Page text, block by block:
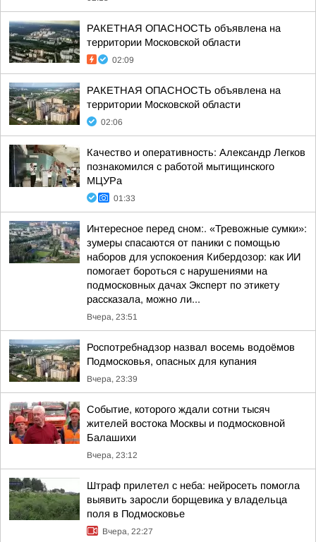
РАКЕТНАЯ ОПАСНОСТЬ объявлена на
территории Московской области
02:09
РАКЕТНАЯ ОПАСНОСТЬ объявлена на
территории Московской области
02:06
Качество и оперативность: Александр Легков
познакомился с работой мытищинского
МЦУРа
01:33
Интересное перед сном:. «Тревожные сумки»:
зумеры спасаются от паники с помощью
наборов для успокоения Кибердозор: как ИИ
помогает бороться с нарушениями на
подмосковных дачах Эксперт по этикету
рассказала, можно ли...
Вчера, 23:51
Роспотребнадзор назвал восемь водоёмов
Подмосковья, опасных для купания
Вчера, 23:39
Событие, которого ждали сотни тысяч
жителей востока Москвы и подмосковной
Балашихи
Вчера, 23:12
Штраф прилетел с неба: нейросеть помогла
выявить заросли борщевика у владельца
поля в Подмосковье
Вчера, 22:27